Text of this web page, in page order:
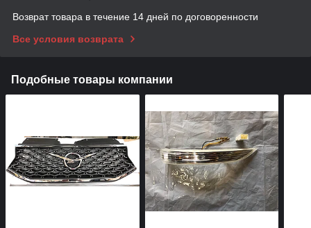
Возврат товара в течение 14 дней по договоренности
Все условия возврата
Подобные товары компании